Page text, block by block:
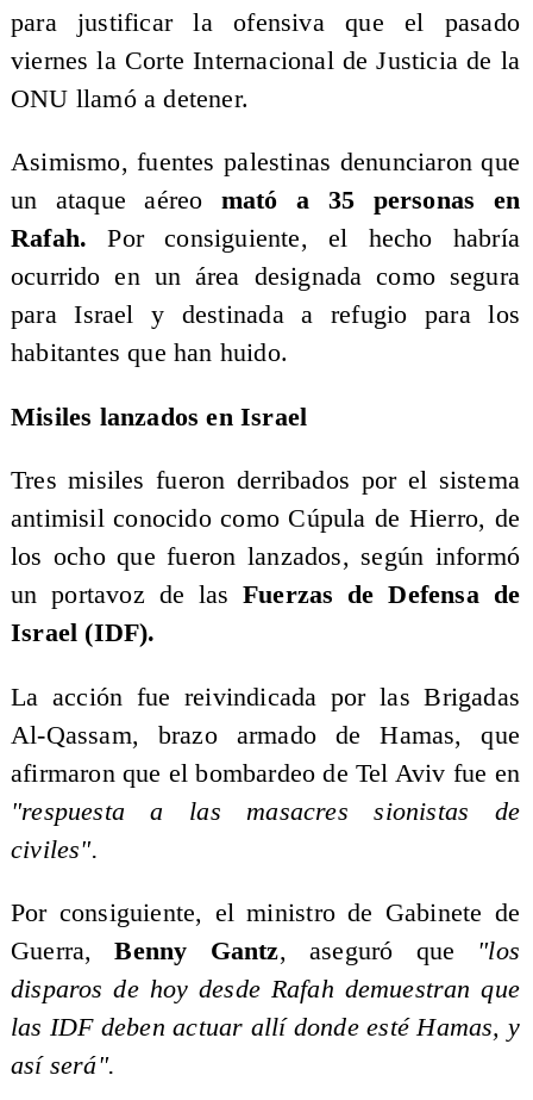
para justificar la ofensiva que el pasado
viernes la Corte Internacional de Justicia de la
ONU llamó a detener.
Asimismo, fuentes palestinas denunciaron que
un ataque aéreo mató a 35 personas en
Rafah.Por consiguiente, el hecho habría
ocurrido en un área designada como segura
para Israel y destinada a refugio para los
habitantes que han huido.
Misiles lanzados en Israel
Tres misiles fueron derribados por el sistema
antimisil conocido como Cúpula de Hierro, de
los ocho que fueron lanzados, según informó
un portavoz de lasFuerzas de Defensa de
Israel (IDF).
La acción fue reivindicada por las Brigadas
Al-Qassam, brazo armado de Hamas, que
afirmaron que el bombardeo de Tel Aviv fue en
"respuesta a las masacres sionistas de
civiles".
Por consiguiente, el ministro de Gabinete de
Guerra, Benny Gantz, aseguró que "los
disparos de hoy desde Rafah demuestran que
las IDF deben actuar allí donde esté Hamas, y
así será".